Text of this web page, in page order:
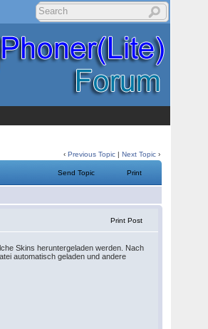
‹Previous Topic |Next Topic ›
Send Topic Print
Print Post
Skins heruntergeladen werden. Nach
automatisch geladen und andere